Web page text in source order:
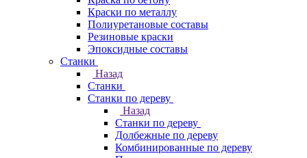
Краски по металлу
Полиуретановые составы
Резиновые краски
Эпоксидные составы
Станки
Назад
Станки
Станки по дереву
Назад
Станки по дереву
Долбежные по дереву
Комбинированные по дереву